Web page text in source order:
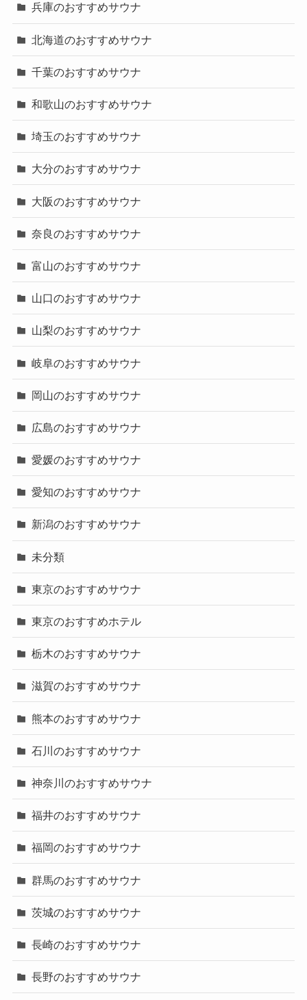
兵庫のおすすめサウナ
北海道のおすすめサウナ
千葉のおすすめサウナ
和歌山のおすすめサウナ
埼玉のおすすめサウナ
大分のおすすめサウナ
大阪のおすすめサウナ
奈良のおすすめサウナ
富山のおすすめサウナ
山口のおすすめサウナ
山梨のおすすめサウナ
岐阜のおすすめサウナ
岡山のおすすめサウナ
広島のおすすめサウナ
愛媛のおすすめサウナ
愛知のおすすめサウナ
新潟のおすすめサウナ
未分類
東京のおすすめサウナ
東京のおすすめホテル
栃木のおすすめサウナ
滋賀のおすすめサウナ
熊本のおすすめサウナ
石川のおすすめサウナ
神奈川のおすすめサウナ
福井のおすすめサウナ
福岡のおすすめサウナ
群馬のおすすめサウナ
茨城のおすすめサウナ
長崎のおすすめサウナ
長野のおすすめサウナ